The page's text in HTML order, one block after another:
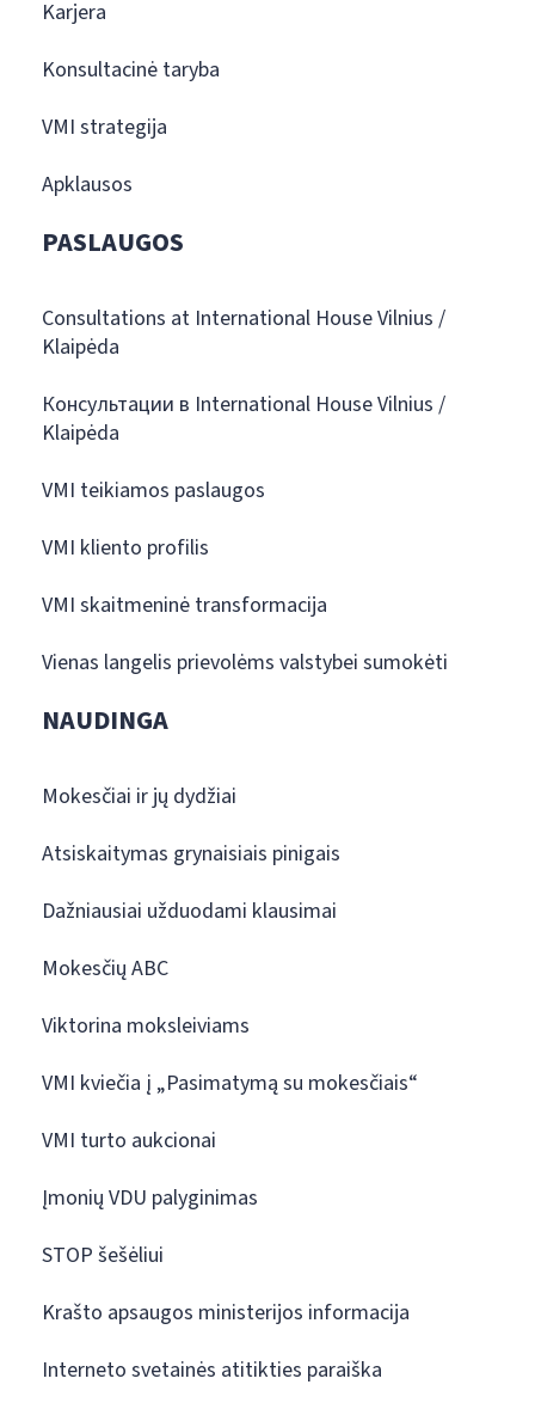
Karjera
Konsultacinė taryba
VMI strategija
Apklausos
PASLAUGOS
Consultations at International House Vilnius /
Klaipėda
Консультации в International House Vilnius /
Klaipėda
VMI teikiamos paslaugos
VMI kliento profilis
VMI skaitmeninė transformacija
Vienas langelis prievolėms valstybei sumokėti
NAUDINGA
Mokesčiai ir jų dydžiai
Atsiskaitymas grynaisiais pinigais
Dažniausiai užduodami klausimai
Mokesčių ABC
Viktorina moksleiviams
VMI kviečia į „Pasimatymą su mokesčiais“
VMI turto aukcionai
Įmonių VDU palyginimas
STOP šešėliui
Krašto apsaugos ministerijos informacija
Interneto svetainės atitikties paraiška